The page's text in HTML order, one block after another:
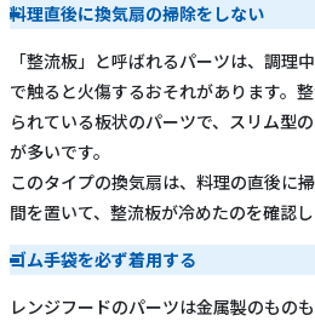
料理直後に換気扇の掃除をしない
「整流板」と呼ばれるパーツは、調理
で触ると火傷するおそれがあります。
られている板状のパーツで、スリム型
が多いです。
このタイプの換気扇は、料理の直後に
間を置いて、整流板が冷めたのを確認
ゴム手袋を必ず着用する
レンジフードのパーツは金属製のもの